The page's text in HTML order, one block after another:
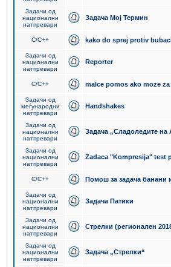
Задачи од
национални
натпревари
Задача Мој Термин
C/C++ kako do sprej protiv
Задачи од
национални
натпревари
Reporter
C/C++ malce pomos ako moze
Задачи од
меѓународни
натпревари
Handshakes
Задачи од
национални
натпревари
Задача „Сладоледите на
Задачи од
национални
натпревари
Zadaca "Kompresija" test
C/C++ Помош за задача банани
Задачи од
национални
натпревари
Задача Патики
Задачи од
национални
натпревари
Стрелки (регионален
Задачи од
национални
натпревари
Задача „Стрелки“